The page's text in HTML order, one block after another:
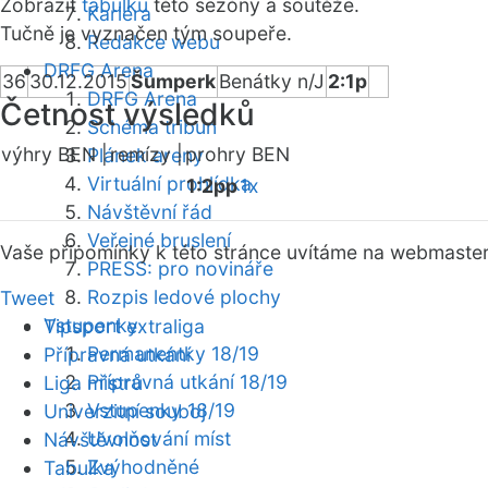
Kariéra
Redakce webu
DRFG Arena
DRFG Arena
Schéma tribun
Plánek areny
Virtuální prohlídka
Návštěvní řád
Veřejné bruslení
PRESS: pro novináře
Rozpis ledové plochy
Vstupenky
Permanentky 18/19
Přípravná utkání 18/19
Vstupenky 18/19
Uvolňování míst
Zvýhodněné
Zobrazit tabulku této sezóny a soutěže.
Tučně je vyznačen tým soupeře.
3630.12.2015ŠumperkBenátky n/J 2:1p
Četnost výsledků
výhry BEN |remízy |prohry BEN
1:2pp1x
Vaše připomínky k této stránce uvítáme na webmaster
Tweet
Tipsport extraliga
Přípravná utkání
Liga mistrů
Univerzitní souboj
Návštěvnost
Tabulka